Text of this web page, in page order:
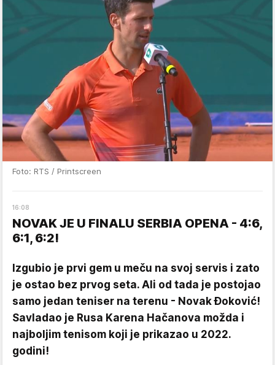
Foto: RTS / Printscreen
16:08
NOVAK JE U FINALU SERBIA OPENA - 4:6,
6:1, 6:2!
Izgubio je prvi gem u meču na svoj servis i zato
je ostao bez prvog seta. Ali od tada je postojao
samo jedan teniser na terenu - Novak Đoković!
Savladao je Rusa Karena Hačanova možda i
najboljim tenisom koji je prikazao u 2022.
godini!